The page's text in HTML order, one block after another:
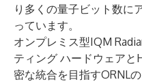
り多くの量子ビット数に
っています。
オンプレミス型IQM
ティング ハードウェアと
密な統合を目指すORNL